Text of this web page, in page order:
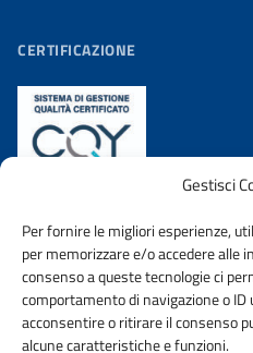
Gestisci
Per fornire le migliori esperienze,
per memorizzare e/o accedere alle
consenso a queste tecnologie ci
comportamento di navigazione o ID
acconsentire o ritirare il consenso
alcune caratteristiche e funzioni.
CERTIFICAZIONE
AMMINISTRAZIONE TRASPARENTE